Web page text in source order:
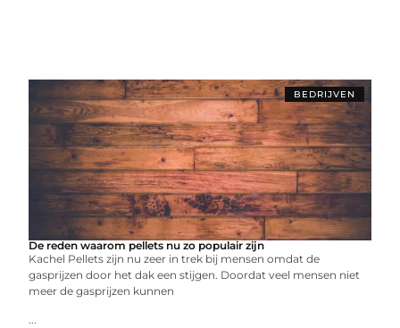
BEDRIJVEN
De reden waarom pellets nu zo populair zijn
Kachel Pellets zijn nu zeer in trek bij mensen omdat de
gasprijzen door het dak een stijgen. Doordat veel mensen niet
meer de gasprijzen kunnen
...